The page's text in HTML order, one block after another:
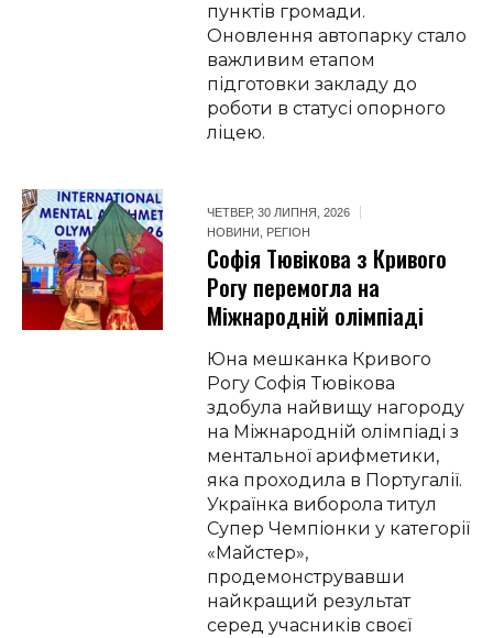
пунктів громади.
Оновлення автопарку стало
важливим етапом
підготовки закладу до
роботи в статусі опорного
ліцею.
ЧЕТВЕР, 30 ЛИПНЯ, 2026
НОВИНИ
РЕГІОН
Софія Тювікова з Кривого
Рогу перемогла на
Міжнародній олімпіаді
Юна мешканка Кривого
Рогу Софія Тювікова
здобула найвищу нагороду
на Міжнародній олімпіаді з
ментальної арифметики,
яка проходила в Португалії.
Українка виборола титул
Супер Чемпіонки у категорії
«Майстер»,
продемонструвавши
найкращий результат
серед учасників своєї